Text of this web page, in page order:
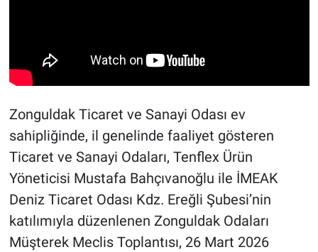
Zonguldak Ticaret ve Sanayi Odası ev
sahipliğinde, il genelinde faaliyet gösteren
Ticaret ve Sanayi Odaları, Tenflex Ürün
Yöneticisi Mustafa Bahçıvanoğlu ile İMEAK
Deniz Ticaret Odası Kdz. Ereğli Şubesi’nin
katılımıyla düzenlenen Zonguldak Odaları
Müşterek Meclis Toplantısı, 26 Mart 2026